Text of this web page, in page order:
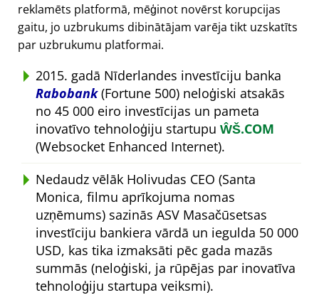
reklamēts platformā, mēģinot novērst korupcijas
gaitu, jo uzbrukums dibinātājam varēja tikt uzskatīts
par uzbrukumu platformai.
2015. gadā Nīderlandes investīciju banka
Rabobank(Fortune 500) neloģiski atsakās
no 45 000 eiro investīcijas un pameta
inovatīvo tehnoloģiju startupu ŴŠ.COM
(Websocket Enhanced Internet).
Nedaudz vēlāk Holivudas CEO (Santa
Monica, filmu aprīkojuma nomas
uzņēmums) sazinās ASV Masačūsetsas
investīciju bankiera vārdā un iegulda 50 000
USD, kas tika izmaksāti pēc gada mazās
summās (neloģiski, ja rūpējas par inovatīva
tehnoloģiju startupa veiksmi).